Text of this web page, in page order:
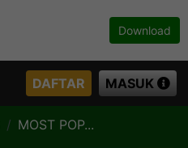
Download
DAFTAR MASUK
MOST POP...